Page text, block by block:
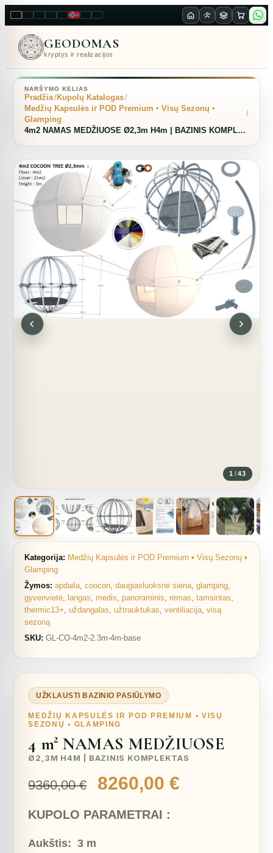
LT ENPL FRRUNOSKRO
GEODOMAS
kryptys ir realizacijos
NARŠYMO KELIAS
Pradžia Kupolų Katalogas
Medžių Kapsulės ir POD Premium ▪︎ Visų Sezonų ▪︎
Glamping
4m2 NAMAS MEDŽIUOSE Ø2,3m H4m | BAZINIS KOMPLEKTAS
1 /43
Kategorija: Medžių Kapsulės ir POD Premium ▪︎ Visų Sezonų ▪︎
Glamping
Žymos: apdaila ,coocon ,daugiasluoksnė siena ,glamping
gyvenvietė langas medis ,panoraminis ,rėmas ,tamsintas
thermic13+ ,uždangalas ,užtrauktukas ,ventiliacija ,visą
sezoną
SKU: GL-CO-4m2-2.3m-4m-base
UŽKLAUSTI BAZINIO PASIŪLYMO
MEDŽIŲ KAPSULĖS IR POD PREMIUM ▪︎ VISŲ
SEZONŲ ▪︎ GLAMPING
4 m² NAMAS MEDŽIUOSE
Ø2,3M H4M | BAZINIS KOMPLEKTAS
9360,00€
Original
was:
8260,00€
KUPOLO PARAMETRAI :
Aukštis: 3 m